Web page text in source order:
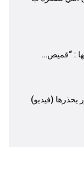
: “قميص…
(فيديو)